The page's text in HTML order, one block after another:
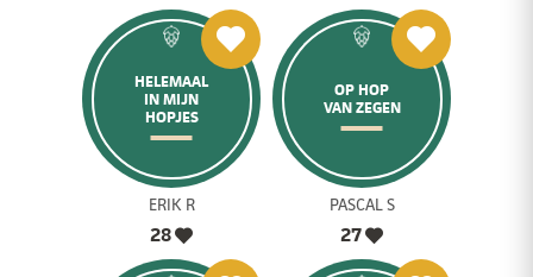
HELEMAAL
IN MIJN
HOPJES
ERIK R
28
OP HOP
VAN ZEGEN
PASCAL S
27